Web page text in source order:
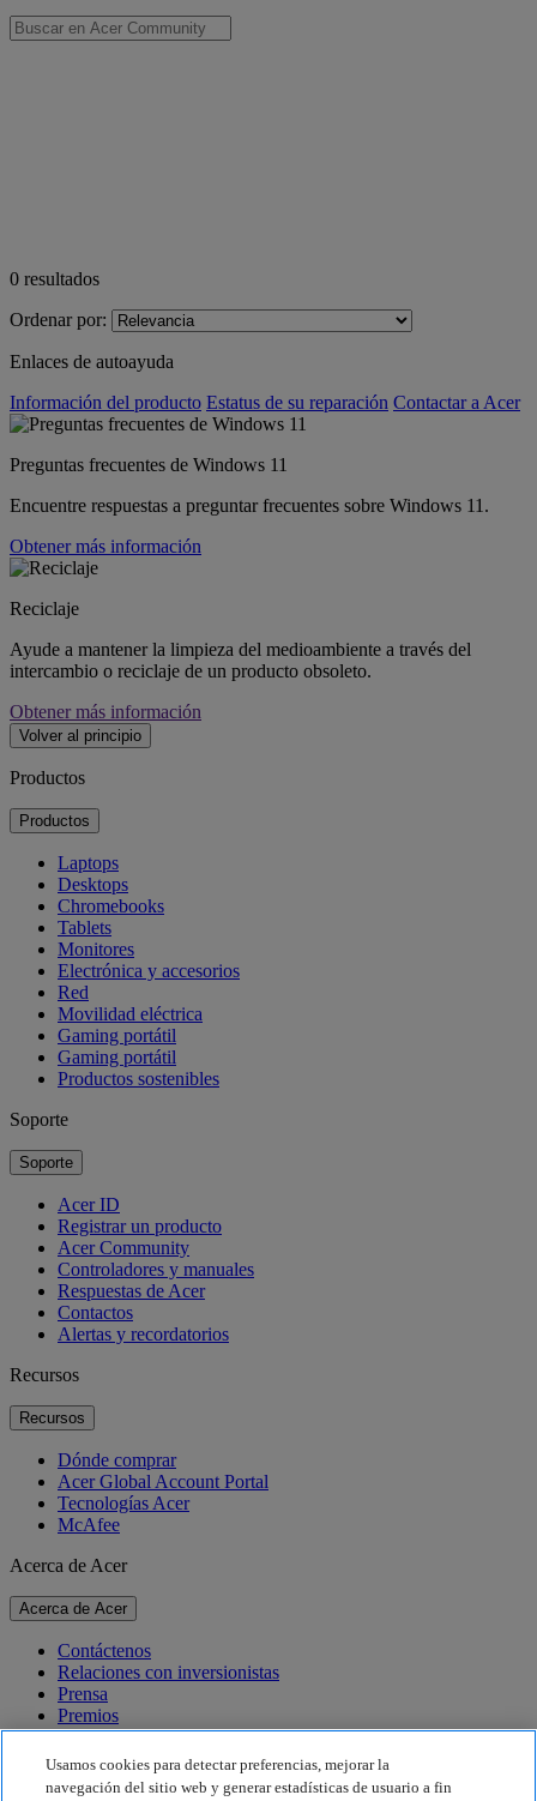
0 resultados
Ordenar por:
Enlaces de autoayuda
Información del producto Estatus de su reparación Contactar a Acer
Preguntas frecuentes de Windows 11
Encuentre respuestas a preguntar frecuentes sobre Windows 11.
Obtener más información
Reciclaje
Ayude a mantener la limpieza del medioambiente a través del
intercambio o reciclaje de un producto obsoleto.
Obtener más información
Volver al principio
Productos
Productos
Laptops
Desktops
Chromebooks
Tablets
Monitores
Electrónica y accesorios
Red
Movilidad eléctrica
Gaming portátil
Gaming portátil
Productos sostenibles
Soporte
Soporte
Acer ID
Registrar un producto
Acer Community
Controladores y manuales
Respuestas de Acer
Contactos
Alertas y recordatorios
Recursos
Recursos
Dónde comprar
Acer Global Account Portal
Tecnologías Acer
McAfee
Acerca de Acer
Acerca de Acer
Contáctenos
Relaciones con inversionistas
Prensa
Premios
Eventos
Sostenibilidad
Usamos cookies para detectar preferencias, mejorar la
navegación del sitio web y generar estadísticas de usuario a fin